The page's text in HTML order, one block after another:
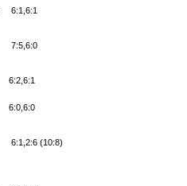
6:1,6:1
7:5,6:0
6:2,6:1
6:0,6:0
6:1,2:6 (10:8)